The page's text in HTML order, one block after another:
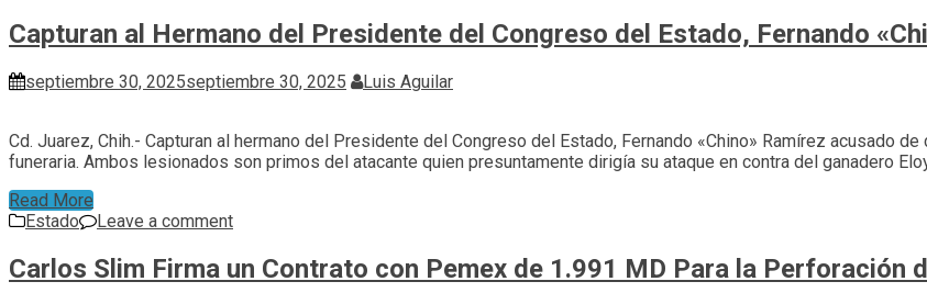
Capturan al Hermano del Presidente del Congreso del Estado, Fernando
septiembre 30, 2025septiembre 30, 2025 Luis Aguilar
Cd. Juarez, Chih.- Capturan al hermano del Presidente del Congreso del Estado, Fernando «Chino» Ramírez acusado
funeraria. Ambos lesionados son primos del atacante quien presuntamente dirigía su ataque en contra del ganadero
Read More
Estado
Leave a comment
Carlos Slim Firma un Contrato con Pemex de 1.991 MD Para la Perforación